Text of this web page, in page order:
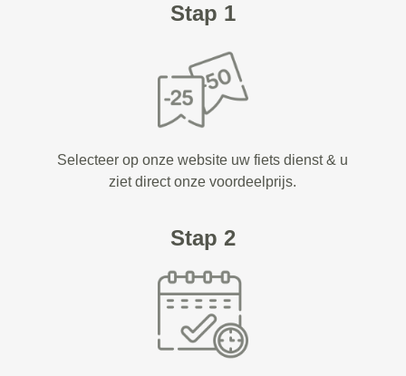
Stap 1
Selecteer op onze website uw fiets dienst & u
ziet direct onze voordeelprijs.
Stap 2